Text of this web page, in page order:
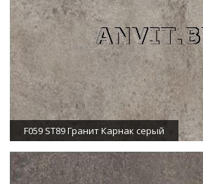
F059 ST89 Гранит Карнак серый